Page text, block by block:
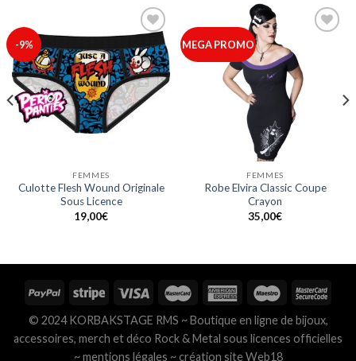
-9%
Ajouter
à ma
liste
FEMMES
Culotte Flesh Wound Originale
Sous Licence
19,00€
MEGA PROMO
FEMMES
Robe Elvira Classic Coupe
Crayon
35,00€
© 2024 KORBAKSTAGE RMS ~ Boutique en ligne de bijoux,
accessoires, merch et déco Rock & Metal sous licences officielles
~mentions légales ~ création site Web18